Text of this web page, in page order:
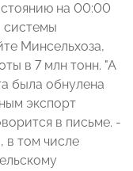
на 00:00
системы
Минсельхоза,
в 7 млн тонн. "А
была обнулена
экспорт
в письме. -
в том числе